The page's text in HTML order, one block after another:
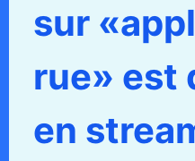
sur
rue» est
en